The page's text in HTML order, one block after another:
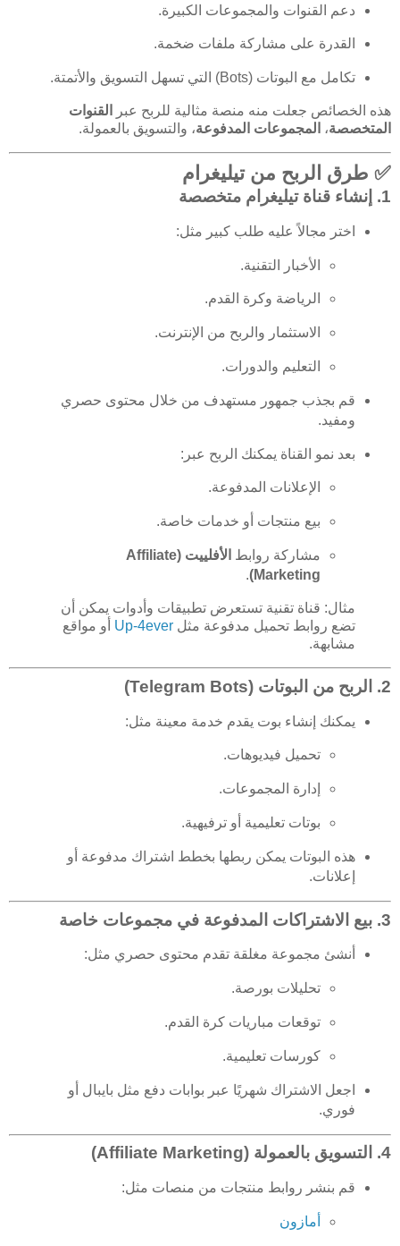
دعم القنوات والمجموعات الكبيرة.
القدرة على مشاركة ملفات ضخمة.
تكامل مع البوتات (Bots) التي تسهل التسويق والأتمتة.
هذه الخصائص جعلت منه منصة مثالية للربح عبر
القنوات
المتخصصة، المجموعات المدفوعة، والتسويق بالعمولة.
✅ طرق الربح من تيليغرام
1. إنشاء قناة تيليغرام متخصصة
اختر مجالاً عليه طلب كبير مثل:
الأخبار التقنية.
الرياضة وكرة القدم.
الاستثمار والربح من الإنترنت.
التعليم والدورات.
قم بجذب جمهور مستهدف من خلال محتوى حصري
ومفيد.
بعد نمو القناة يمكنك الربح عبر:
الإعلانات المدفوعة.
بيع منتجات أو خدمات خاصة.
مشاركة روابط
الأفلييت (Affiliate
Marketing)
.
مثال: قناة تقنية تستعرض تطبيقات وأدوات يمكن أن
تضع روابط تحميل مدفوعة مثل Up-4ever أو مواقع
مشابهة.
2. الربح من البوتات (Telegram Bots)
يمكنك إنشاء بوت يقدم خدمة معينة مثل:
تحميل فيديوهات.
إدارة المجموعات.
بوتات تعليمية أو ترفيهية.
هذه البوتات يمكن ربطها بخطط اشتراك مدفوعة أو
إعلانات.
3. بيع الاشتراكات المدفوعة في مجموعات خاصة
أنشئ مجموعة مغلقة تقدم محتوى حصري مثل:
تحليلات بورصة.
توقعات مباريات كرة القدم.
كورسات تعليمية.
اجعل الاشتراك شهريًا عبر بوابات دفع مثل بايبال أو
فوري.
4. التسويق بالعمولة (Affiliate Marketing)
قم بنشر روابط منتجات من منصات مثل:
أمازون